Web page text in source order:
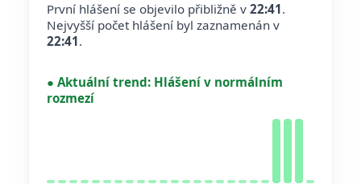
První hlášení se objevilo přibližně v 22:41.
Nejvyšší počet hlášení byl zaznamenán v
22:41.
● Aktuální trend: Hlášení v normálním
rozmezí